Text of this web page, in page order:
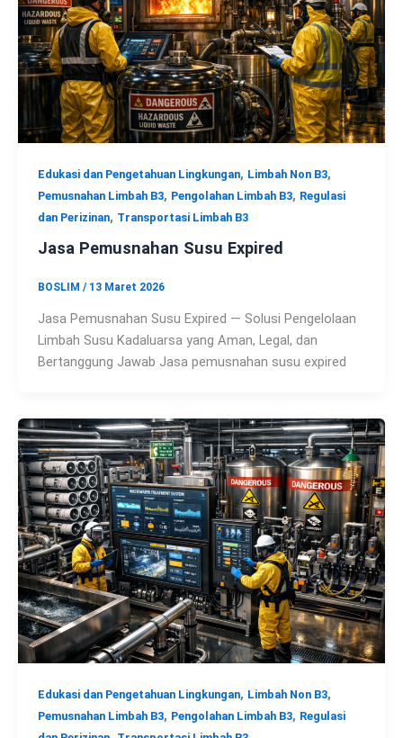
Edukasi dan Pengetahuan Lingkungan, Limbah Non B3,
Pemusnahan Limbah B3, Pengolahan Limbah B3, Regulasi
dan Perizinan, Transportasi Limbah B3
Jasa Pemusnahan Susu Expired
BOSLIM / 13 Maret 2026
Jasa Pemusnahan Susu Expired — Solusi Pengelolaan
Limbah Susu Kadaluarsa yang Aman, Legal, dan
Bertanggung Jawab Jasa pemusnahan susu expired
Edukasi dan Pengetahuan Lingkungan, Limbah Non B3,
Pemusnahan Limbah B3, Pengolahan Limbah B3, Regulasi